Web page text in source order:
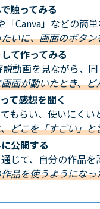
触ってみる
Canva」などの簡
いに、画面のボタ
て作ってみる
動画を見ながら、
面が動いたとき、
て感想を聞く
もらい、使いにく
どこを「すごい」
公開する
じて、自分の作品
品を使うようにな